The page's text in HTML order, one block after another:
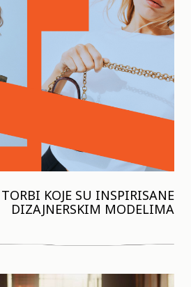
KOJE SU INSPIRISANE
DIZAJNERSKIM MODELIMA